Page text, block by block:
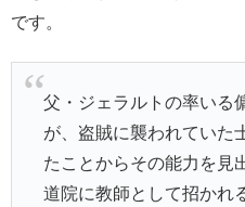
です。
父・ジェラルトの率いる
が、盗賊に襲われていた
たことからその能力を見
道院に教師として招かれ